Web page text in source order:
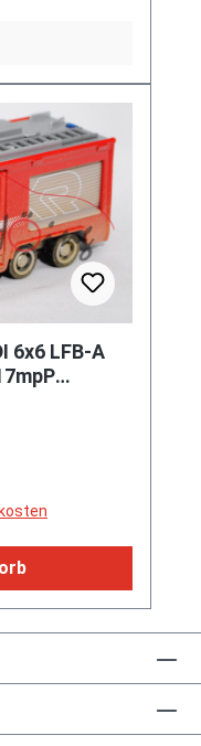
6x6 LFB-A